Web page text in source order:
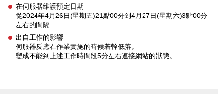
在伺服器維護預定日期
從2024年4月26日(星期五)21點00分到4月27日(星期六)3點00分
左右的間隔
出自工作的影響
伺服器反應在作業實施的時候若幹低落。
變成不能到上述工作時間段5分左右連接網站的狀態。